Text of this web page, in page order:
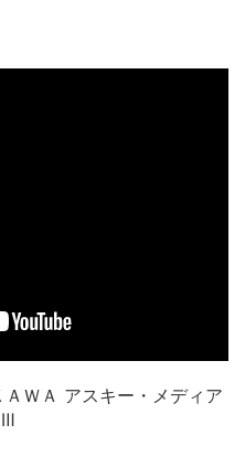
ＷＡ アスキー・メディア
Ⅲ